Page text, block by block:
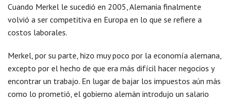
Cuando Merkel le sucedió en 2005, Alemania finalmente
volvió a ser competitiva en Europa en lo que se refiere a
costos laborales.
Merkel, por su parte, hizo muy poco por la economía alemana,
excepto por el hecho de que era más difícil hacer negocios y
encontrar un trabajo. En lugar de bajar los impuestos aún más
como lo prometió, el gobierno alemán introdujo un salario